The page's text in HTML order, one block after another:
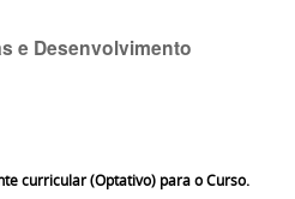
e Desenvolvimento
curricular (Optativo) para o Curso.